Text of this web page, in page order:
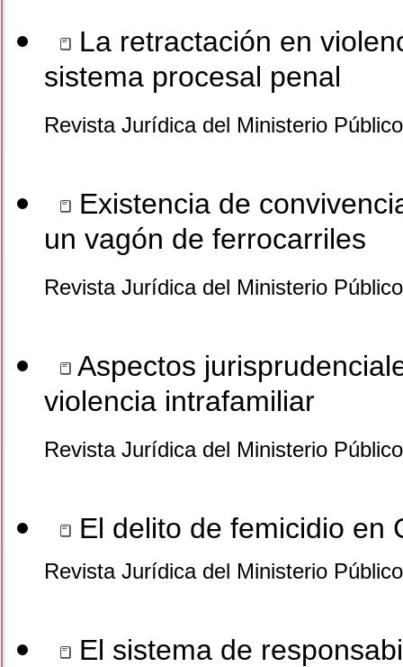
La retractación en
sistema procesal penal
Revista Jurídica del Ministerio
Existencia de
un vagón de ferrocarriles
Revista Jurídica del Ministerio
Aspectos
violencia intrafamiliar
Revista Jurídica del Ministerio
El delito de femicidio en
Revista Jurídica del Ministerio
El sistema de